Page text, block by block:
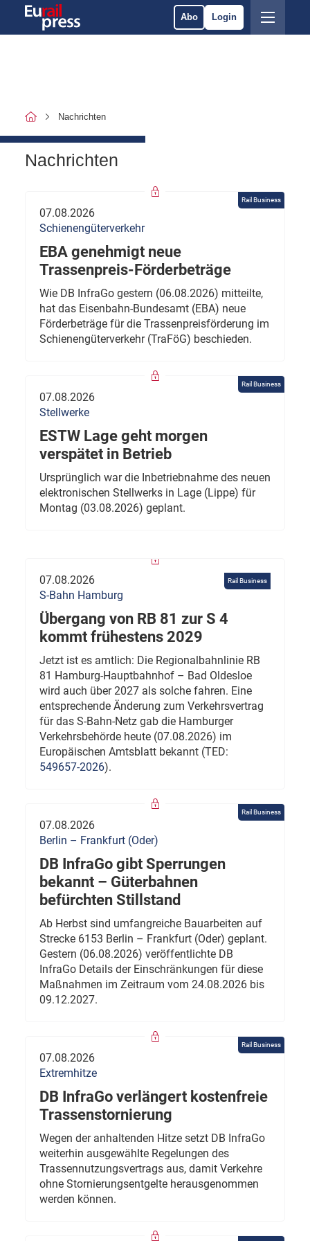
Abo Login
Nachrichten
Nachrichten
Rail Business
07.08.2026
Schienengüterverkehr
EBA genehmigt neue
Trassenpreis-Förderbeträge
Wie DB InfraGo gestern (06.08.2026) mitteilte,
hat das Eisenbahn-Bundesamt (EBA) neue
Förderbeträge für die Trassenpreisförderung im
Schienengüterverkehr (TraFöG) beschieden.
Rail Business
07.08.2026
Stellwerke
ESTW Lage geht morgen
verspätet in Betrieb
Ursprünglich war die Inbetriebnahme des neuen
elektronischen Stellwerks in Lage (Lippe) für
Montag (03.08.2026) geplant.
Rail Business
07.08.2026
S-Bahn Hamburg
Übergang von RB 81 zur S 4
kommt frühestens 2029
Jetzt ist es amtlich: Die Regionalbahnlinie RB
81 Hamburg-Hauptbahnhof – Bad Oldesloe
wird auch über 2027 als solche fahren. Eine
entsprechende Änderung zum Verkehrsvertrag
für das S-Bahn-Netz gab die Hamburger
Verkehrsbehörde heute (07.08.2026) im
Europäischen Amtsblatt bekannt (TED:
549657-2026).
Rail Business
07.08.2026
Berlin – Frankfurt (Oder)
DB InfraGo gibt Sperrungen
bekannt – Güterbahnen
befürchten Stillstand
Ab Herbst sind umfangreiche Bauarbeiten auf
Strecke 6153 Berlin – Frankfurt (Oder) geplant.
Gestern (06.08.2026) veröffentlichte DB
InfraGo Details der Einschränkungen für diese
Maßnahmen im Zeitraum vom 24.08.2026 bis
09.12.2027.
Rail Business
07.08.2026
Extremhitze
DB InfraGo verlängert kostenfreie
Trassenstornierung
Wegen der anhaltenden Hitze setzt DB InfraGo
weiterhin ausgewählte Regelungen des
Trassennutzungsvertrags aus, damit Verkehre
ohne Stornierungsentgelte herausgenommen
werden können.